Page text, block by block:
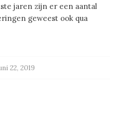
jaren zijn er een aantal
geweest ook qua
22, 2019